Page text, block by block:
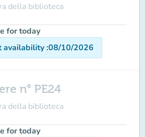
della biblioteca
for today
availability:08/10/2026
n° PE24
della biblioteca
for today